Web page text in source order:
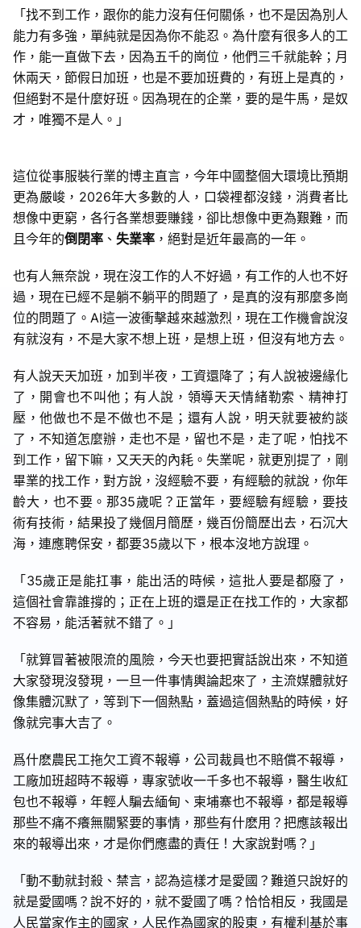
「找不到工作，跟你的能力沒有任何關係，也不是因為別人
能力有多強，單純就是因為你不能忍。為什麼有很多人的工
作，能一直做下去，因為五千的崗位，他們三千就能幹；月
休兩天，節假日加班，也是不要加班費的，有班上是真的，
但絕對不是什麼好班。因為現在的企業，要的是牛馬，是奴
才，唯獨不是人。」
這位從事服裝行業的博主直言，今年中國整個大環境比預期
更為嚴峻，2026年大多數的人，口袋裡都沒錢，消費者比
想像中更窮，各行各業想要賺錢，卻比想像中更為艱難，而
且今年的倒閉率 、 失業率 ，絕對是近年最高的一年。
也有人無奈說，現在沒工作的人不好過，有工作的人也不好
過，現在已經不是躺不躺平的問題了，是真的沒有那麼多崗
位的問題了。AI這一波衝擊越來越激烈，現在工作機會說沒
有就沒有，不是大家不想上班，是想上班，但沒有地方去。
有人說天天加班，加到半夜，工資還降了；有人說被邊緣化
了，開會也不叫他；有人說，領導天天情緒勒索、精神打
壓，他做也不是不做也不是；還有人說，明天就要被約談
了，不知道怎麼辦，走也不是，留也不是，走了呢，怕找不
到工作，留下嘛，又天天的內耗。失業呢，就更別提了，剛
畢業的找工作，對方說，沒經驗不要，有經驗的就說，你年
齡大，也不要。那35歲呢？正當年，要經驗有經驗，要技
術有技術，結果投了幾個月簡歷，幾百份簡歷出去，石沉大
海，連應聘保安，都要35歲以下，根本沒地方說理。
「35歲正是能扛事，能出活的時候，這批人要是都廢了，
這個社會靠誰撐的；正在上班的還是正在找工作的，大家都
不容易，能活著就不錯了。」
「就算冒著被限流的風險，今天也要把實話說出來，不知道
大家發現沒發現，一旦一件事情輿論起來了，主流媒體就好
像集體沉默了，等到下一個熱點，蓋過這個熱點的時候，好
像就完事大吉了。
爲什麽農民工拖欠工資不報導，公司裁員也不賠償不報導，
工廠加班超時不報導，專家號收一千多也不報導，醫生收紅
包也不報導，年輕人騙去緬甸、柬埔寨也不報導，都是報導
那些不痛不癢無關緊要的事情，那些有什麽用？把應該報出
來的報導出來，才是你們應盡的責任！大家說對嗎？」
「動不動就封殺、禁言，認為這樣才是愛國？難道只說好的
就是愛國嗎？說不好的，就不愛國了嗎？恰恰相反，我國是
人民當家作主的國家，人民作為國家的股東，有權利基於事